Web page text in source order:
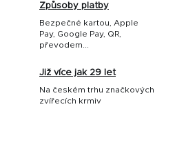
Způsoby platby
Bezpečné kartou, Apple
Pay, Google Pay, QR,
převodem...
Již více jak 29 let
Na českém trhu značkových
zvířecích krmiv